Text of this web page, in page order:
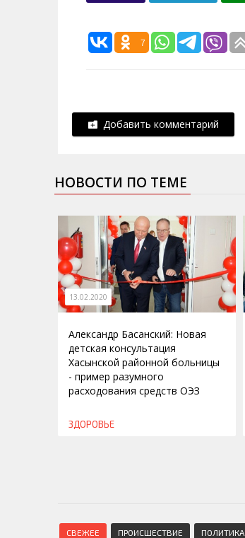
7
Добавить комментарий
НОВОСТИ ПО ТЕМЕ
13.02.2020
Александр Басанский: Новая
детская консультация
Хасынской районной больницы
- пример разумного
расходования средств ОЭЗ
ЗДОРОВЬЕ
СВЕЖЕЕ ПРОИСШЕСТВИЕ ПОЛИТИКА